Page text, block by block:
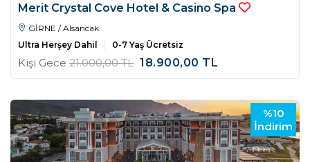
Merit Crystal Cove Hotel & Casino Spa
GİRNE / Alsancak
Ultra Herşey Dahil
0-7 Yaş Ücretsiz
Kişi Gece 21.000,00TL 18.900,00 TL
%10
İndirim